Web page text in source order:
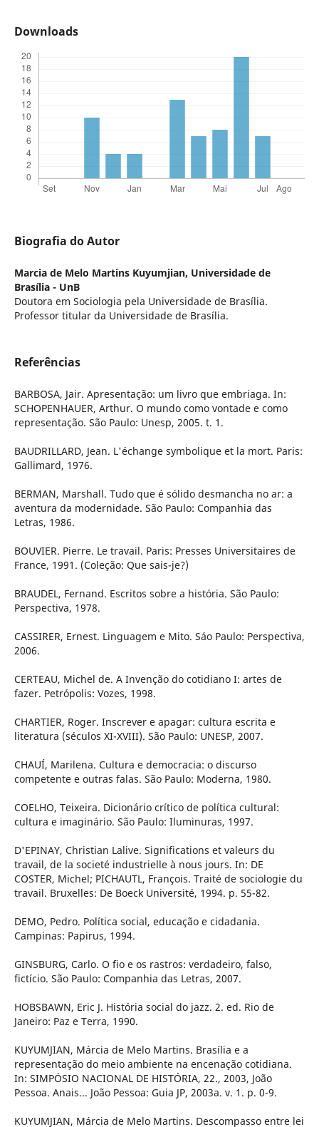
Downloads
Biografia do Autor
Marcia de Melo Martins Kuyumjian, Universidade de
Brasília - UnB
Doutora em Sociologia pela Universidade de Brasília.
Professor titular da Universidade de Brasília.
Referências
BARBOSA, Jair. Apresentação: um livro que embriaga. In:
SCHOPENHAUER, Arthur. O mundo como vontade e como
representação. São Paulo: Unesp, 2005. t. 1.
BAUDRILLARD, Jean. L'échange symbolique et la mort. Paris:
Gallimard, 1976.
BERMAN, Marshall. Tudo que é sólido desmancha no ar: a
aventura da modernidade. São Paulo: Companhia das
Letras, 1986.
BOUVIER. Pierre. Le travail. Paris: Presses Universitaires de
France, 1991. (Coleção: Que sais-je?)
BRAUDEL, Fernand. Escritos sobre a história. São Paulo:
Perspectiva, 1978.
CASSIRER, Ernest. Linguagem e Mito. Sáo Paulo: Perspectiva,
2006.
CERTEAU, Michel de. A Invenção do cotidiano I: artes de
fazer. Petrópolis: Vozes, 1998.
CHARTIER, Roger. Inscrever e apagar: cultura escrita e
literatura (séculos XI-XVIII). São Paulo: UNESP, 2007.
CHAUÍ, Marilena. Cultura e democracia: o discurso
competente e outras falas. São Paulo: Moderna, 1980.
COELHO, Teixeira. Dicionário crítico de política cultural:
cultura e imaginário. São Paulo: Iluminuras, 1997.
D'EPINAY, Christian Lalive. Significations et valeurs du
travail, de la societé industrielle à nous jours. In: DE
COSTER, Michel; PICHAUTL, François. Traité de sociologie du
travail. Bruxelles: De Boeck Université, 1994. p. 55-82.
DEMO, Pedro. Política social, educação e cidadania.
Campinas: Papirus, 1994.
GINSBURG, Carlo. O fio e os rastros: verdadeiro, falso,
fictício. São Paulo: Companhia das Letras, 2007.
HOBSBAWN, Eric J. História social do jazz. 2. ed. Rio de
Janeiro: Paz e Terra, 1990.
KUYUMJIAN, Márcia de Melo Martins. Brasília e a
representação do meio ambiente na encenação cotidiana.
In: SIMPÓSIO NACIONAL DE HISTÓRIA, 22., 2003, João
Pessoa. Anais... João Pessoa: Guia JP, 2003a. v. 1. p. 0-9.
KUYUMJIAN, Márcia de Melo Martins. Descompasso entre lei